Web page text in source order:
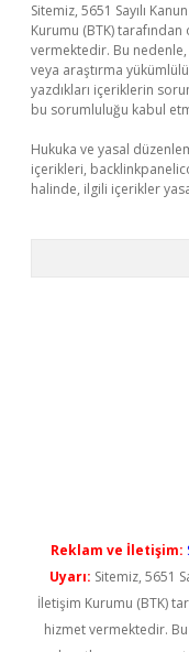
Sitemiz, 5651 Sayılı
Kurumu (BTK) tarafından
vermektedir. Bu
veya araştırma
yazdıkları içeriklerin
bu sorumluluğu kabul
Hukuka ve yasal
içerikleri,
halinde, ilgili içerikler
Reklam ve İletişim:
Uyarı: Sitemiz, 5651
İletişim Kurumu (BTK)
hizmet vermektedir.